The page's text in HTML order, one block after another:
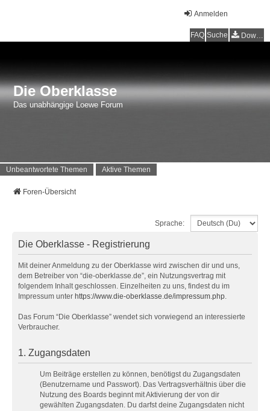
Anmelden
FAQ Suche Downloads
Die Oberklasse
Das unabhängige Loewe Forum
Unbeantwortete Themen Aktive Themen
Foren-Übersicht
Sprache:
Die Oberklasse - Registrierung
Mit deiner Anmeldung zu der Oberklasse wird zwischen dir und uns,
dem Betreiber von “die-oberklasse.de”, ein Nutzungsvertrag mit
folgendem Inhalt geschlossen. Einzelheiten zu uns, findest du im
Impressum unter https://www.die-oberklasse.de/impressum.php.
Das Forum “Die Oberklasse” wendet sich vorwiegend an interessierte
Verbraucher.
1. Zugangsdaten
Um Beiträge erstellen zu können, benötigst du Zugangsdaten
(Benutzername und Passwort). Das Vertragsverhältnis über die
Nutzung des Boards beginnt mit Aktivierung der von dir
gewählten Zugangsdaten. Du darfst deine Zugangsdaten nicht